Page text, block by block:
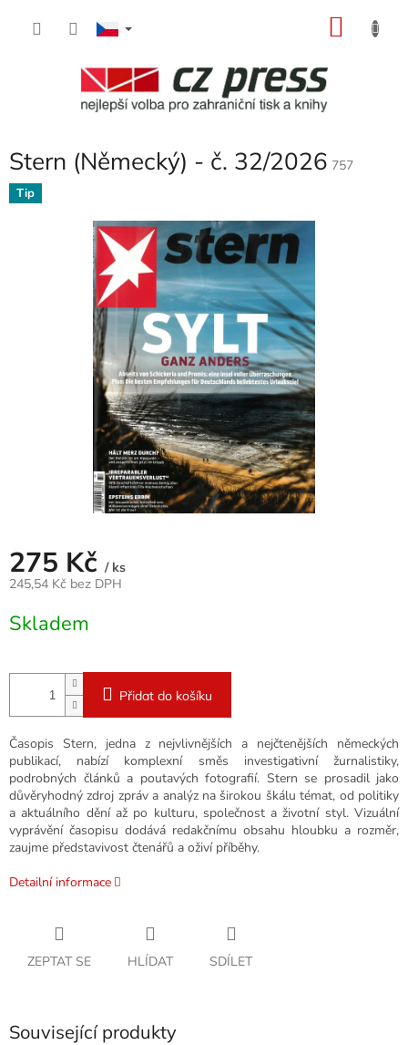
Stern (Německý) - č. 32/2026 757
Tip
275 Kč / ks
245,54 Kč bez DPH
cena:
Skladem
Přidat do košíku
Časopis Stern, jedna z nejvlivnějších a nejčtenějších německých
publikací, nabízí komplexní směs investigativní žurnalistiky,
podrobných článků a poutavých fotografií. Stern se prosadil jako
důvěryhodný zdroj zpráv a analýz na širokou škálu témat, od politiky
a aktuálního dění až po kulturu, společnost a životní styl. Vizuální
vyprávění časopisu dodává redakčnímu obsahu hloubku a rozměr,
zaujme představivost čtenářů a oživí příběhy.
Detailní informace
ZEPTAT SE HLÍDAT SDÍLET
Související produkty